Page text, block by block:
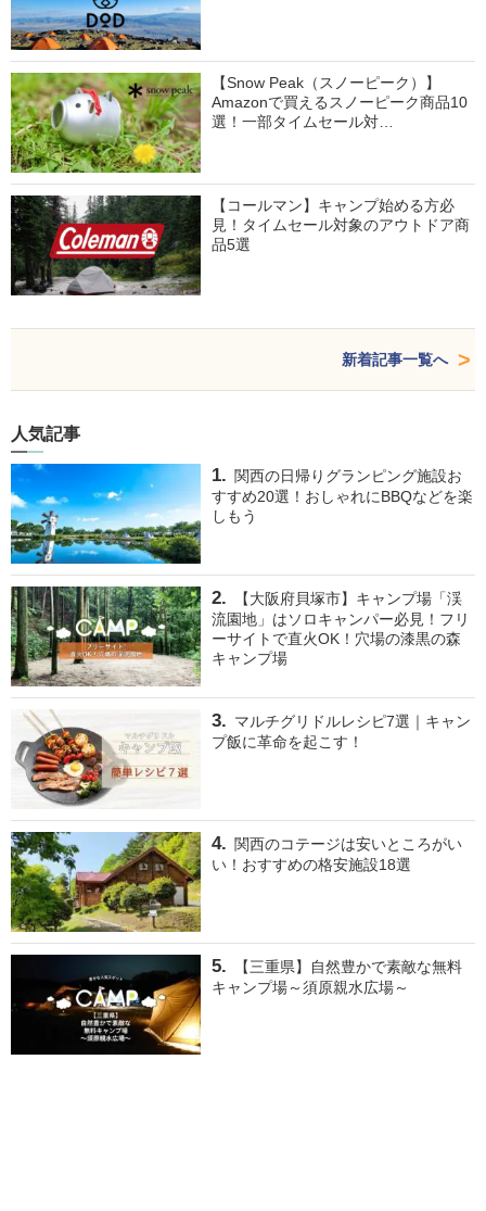
【Snow Peak（スノーピーク）】
Amazonで買えるスノーピーク商品10
選！一部タイムセール対…
【コールマン】キャンプ始める方必
見！タイムセール対象のアウトドア商
品5選
新着記事一覧へ
人気記事
関西の日帰りグランピング施設お
すすめ20選！おしゃれにBBQなどを楽
しもう
【大阪府貝塚市】キャンプ場「渓
流園地」はソロキャンパー必見！フリ
ーサイトで直火OK！穴場の漆黒の森
キャンプ場
マルチグリドルレシピ7選｜キャン
プ飯に革命を起こす！
関西のコテージは安いところがい
い！おすすめの格安施設18選
【三重県】自然豊かで素敵な無料
キャンプ場～須原親水広場～